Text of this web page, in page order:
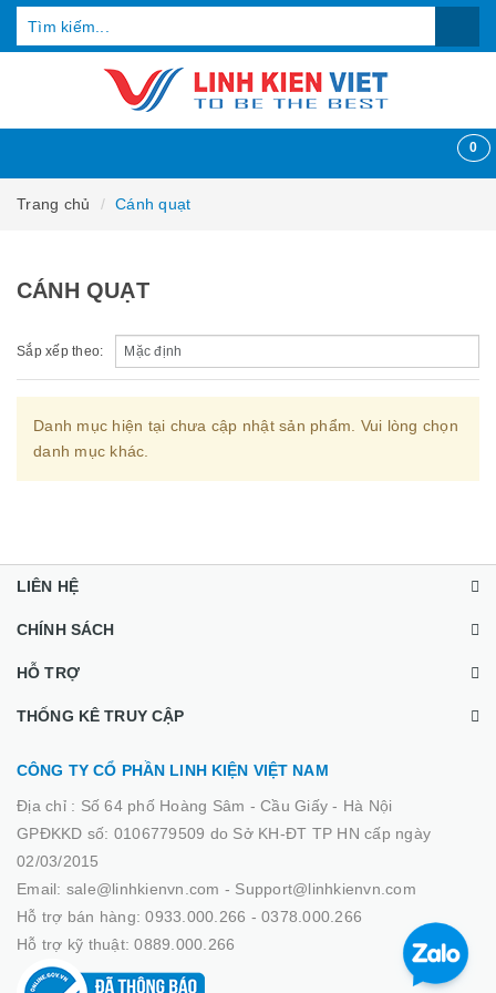
0
Trang chủ Cánh quạt
CÁNH QUẠT
Sắp xếp theo:
Danh mục hiện tại chưa cập nhật sản phẩm. Vui lòng chọn
danh mục khác.
LIÊN HỆ
CHÍNH SÁCH
HỖ TRỢ
THỐNG KÊ TRUY CẬP
CÔNG TY CỔ PHẦN LINH KIỆN VIỆT NAM
Địa chỉ : Số 64 phố Hoàng Sâm - Cầu Giấy - Hà Nội
GPĐKKD số: 0106779509 do Sở KH-ĐT TP HN cấp ngày
02/03/2015
Email: sale@linhkienvn.com - Support@linhkienvn.com
Hỗ trợ bán hàng: 0933.000.266 - 0378.000.266
Hỗ trợ kỹ thuật: 0889.000.266